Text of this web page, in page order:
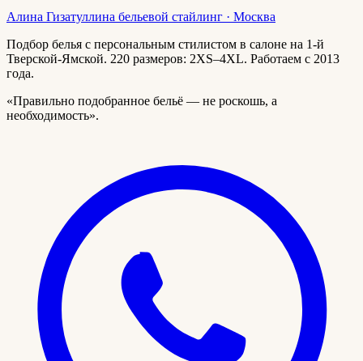
Алина Гизатуллина бельевой стайлинг · Москва
Подбор белья с персональным стилистом в салоне на 1-й
Тверской-Ямской. 220 размеров: 2XS–4XL. Работаем с 2013
года.
«Правильно подобранное бельё — не роскошь, а
необходимость».